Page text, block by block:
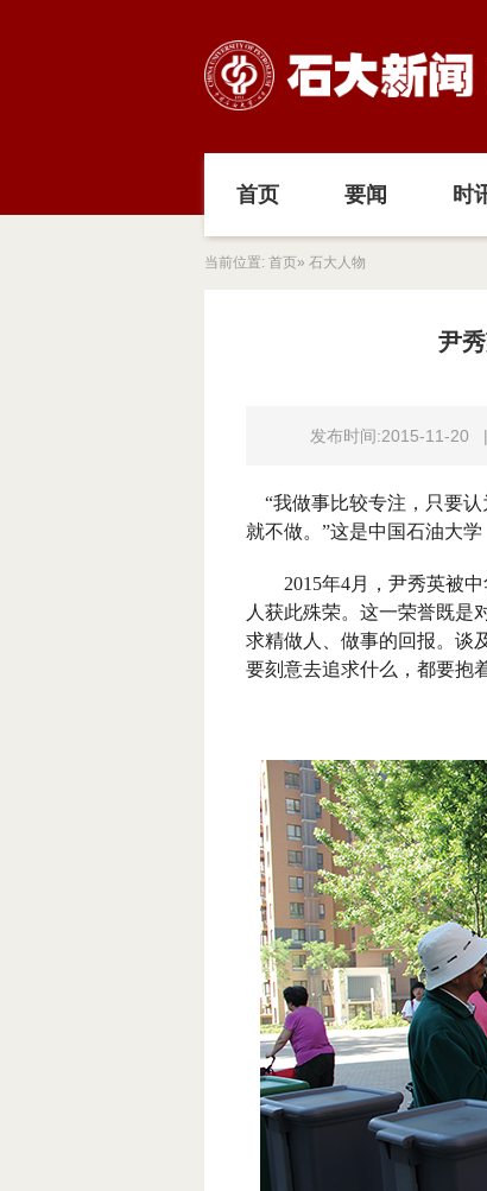
首页 要闻 时
当前位置: 首页» 石大人物
尹
发布时间:2015-11-20 |
“我做事比较专注，只要
就不做。”这是中国石油大
2015年4月，尹秀英被
人获此殊荣。这一荣誉既是
求精做人、做事的回报。谈
要刻意去追求什么，都要抱